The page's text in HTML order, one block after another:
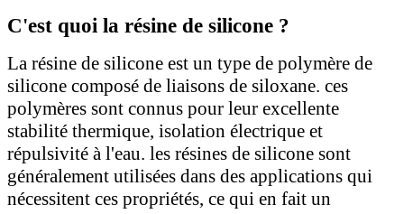
C'est quoi la résine de silicone ?
La résine de silicone est un type de polymère de
silicone composé de liaisons de siloxane. ces
polymères sont connus pour leur excellente
stabilité thermique, isolation électrique et
répulsivité à l'eau. les résines de silicone sont
généralement utilisées dans des applications qui
nécessitent ces propriétés, ce qui en fait un